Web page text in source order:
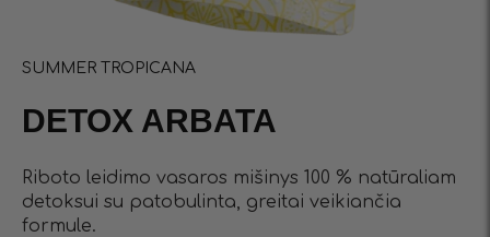
SUMMER TROPICANA
DETOX ARBATA
Riboto leidimo vasaros mišinys 100 % natūraliam
detoksui su patobulinta, greitai veikiančia
formule.